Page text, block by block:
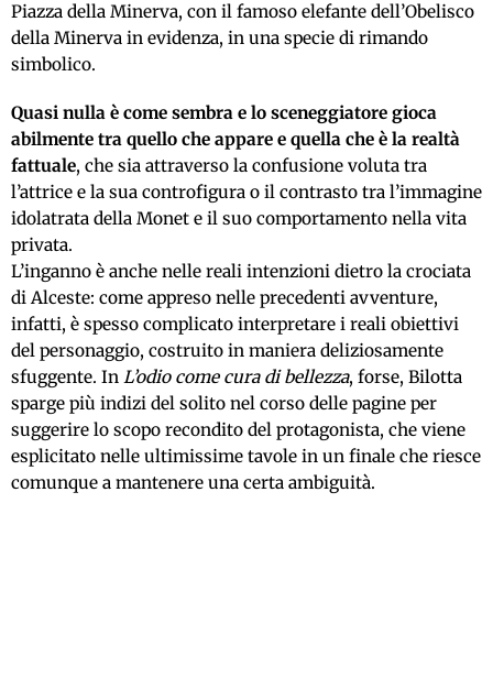
Piazza della Minerva, con il famoso elefante dell’Obelisco
della Minerva in evidenza, in una specie di rimando
simbolico.
Quasi nulla è come sembra e lo sceneggiatore gioca
abilmente tra quello che appare e quella che è la realtà
fattuale, che sia attraverso la confusione voluta tra
l’attrice e la sua controfigura o il contrasto tra l’immagine
idolatrata della Monet e il suo comportamento nella vita
privata.
L’inganno è anche nelle reali intenzioni dietro la crociata
di Alceste: come appreso nelle precedenti avventure,
infatti, è spesso complicato interpretare i reali obiettivi
del personaggio, costruito in maniera deliziosamente
sfuggente. In L’odio come cura di bellezza, forse, Bilotta
sparge più indizi del solito nel corso delle pagine per
suggerire lo scopo recondito del protagonista, che viene
esplicitato nelle ultimissime tavole in un finale che riesce
comunque a mantenere una certa ambiguità.